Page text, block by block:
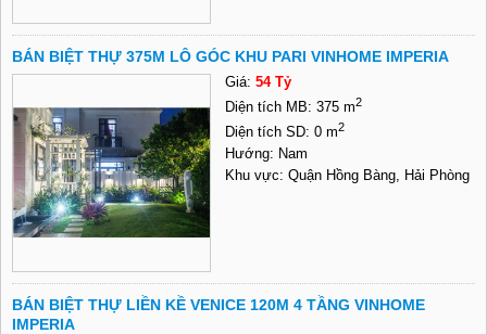
BÁN BIỆT THỰ 375M LÔ GÓC KHU PARI VINHOME IMPERIA
Giá: 54 Tỷ
Diện tích MB: 375 m2
Diện tích SD: 0 m2
Hướng: Nam
Khu vực: Quận Hồng Bàng, Hải Phòng
BÁN BIỆT THỰ LIỀN KỀ VENICE 120M 4 TẦNG VINHOME
IMPERIA